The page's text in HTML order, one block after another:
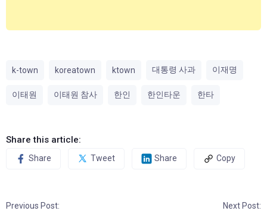
k-town koreatown ktown 대통령 사과 이재명
이태원 이태원 참사 한인 한인타운 한타
Share this article:
Share Tweet Share Copy
Previous Post: Next Post: